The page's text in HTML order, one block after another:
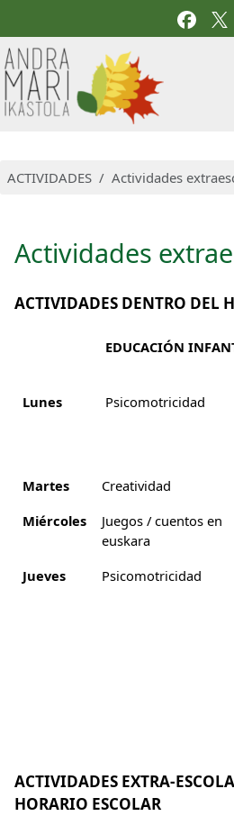
Pasar al contenido principal
ACTIVIDADES Actividades
Actividades
ACTIVIDADES DENTRO DEL
EDUCACIÓN
Lunes
Psicomotricidad
Martes Creatividad
Miércoles
Juegos / cuentos en
euskara
Jueves Psicomotricidad
ACTIVIDADES EXTRA-
HORARIO ESCOLAR